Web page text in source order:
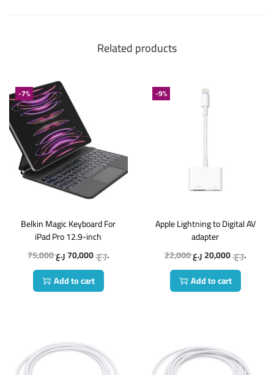
Related products
-7%
Belkin Magic Keyboard For
iPad Pro 12.9-inch
75,000
ر.ع.70,000
ر.ع.
Add to cart
-9%
Apple Lightning to Digital AV
adapter
22,000
ر.ع.20,000
ر.ع.
Add to cart